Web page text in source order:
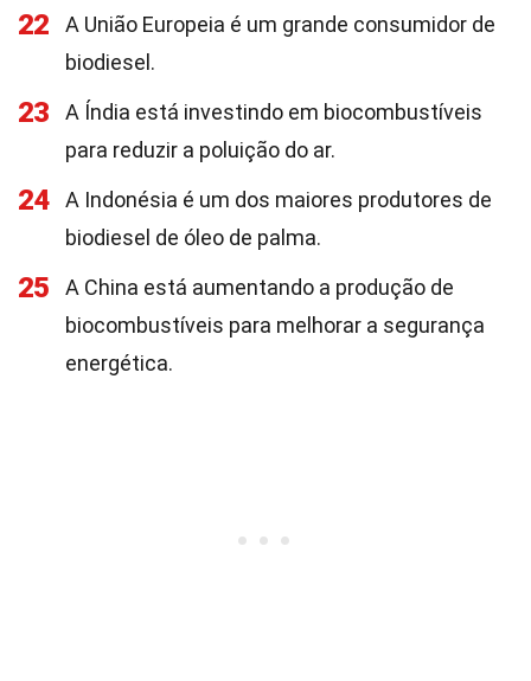
22
A União Europeia é um grande consumidor de
biodiesel.
23
A Índia está investindo em biocombustíveis
para reduzir a poluição do ar.
24
A Indonésia é um dos maiores produtores de
biodiesel de óleo de palma.
25
A China está aumentando a produção de
biocombustíveis para melhorar a segurança
energética.